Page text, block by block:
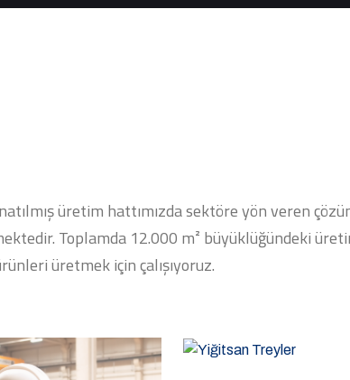
üretim hattımızda sektöre yön veren
Toplamda 12.000 m² büyüklüğündeki
üretmek için çalışıyoruz.